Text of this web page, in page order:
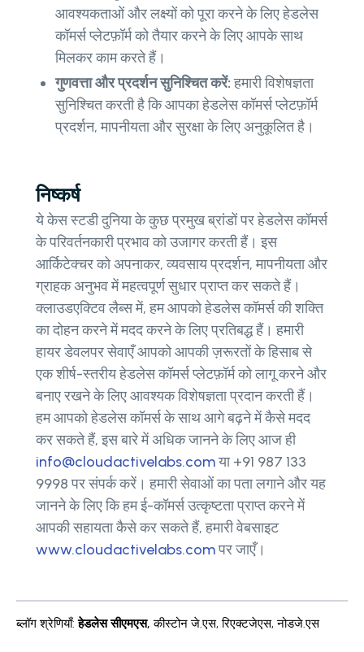
आवश्यकताओं और लक्ष्यों को पूरा करने के लिए हेडलेस
कॉमर्स प्लेटफ़ॉर्म को तैयार करने के लिए आपके साथ
मिलकर काम करते हैं।
गुणवत्ता और प्रदर्शन सुनिश्चित करें:हमारी विशेषज्ञता
सुनिश्चित करती है कि आपका हेडलेस कॉमर्स प्लेटफ़ॉर्म
प्रदर्शन, मापनीयता और सुरक्षा के लिए अनुकूलित है।
निष्कर्ष
ये केस स्टडी दुनिया के कुछ प्रमुख ब्रांडों पर हेडलेस कॉमर्स
के परिवर्तनकारी प्रभाव को उजागर करती हैं। इस
आर्किटेक्चर को अपनाकर, व्यवसाय प्रदर्शन, मापनीयता और
ग्राहक अनुभव में महत्वपूर्ण सुधार प्राप्त कर सकते हैं।
क्लाउडएक्टिव लैब्स में, हम आपको हेडलेस कॉमर्स की शक्ति
का दोहन करने में मदद करने के लिए प्रतिबद्ध हैं। हमारी
हायर डेवलपर सेवाएँ आपको आपकी ज़रूरतों के हिसाब से
एक शीर्ष-स्तरीय हेडलेस कॉमर्स प्लेटफ़ॉर्म को लागू करने और
बनाए रखने के लिए आवश्यक विशेषज्ञता प्रदान करती हैं।
हम आपको हेडलेस कॉमर्स के साथ आगे बढ़ने में कैसे मदद
कर सकते हैं, इस बारे में अधिक जानने के लिए आज ही
info@cloudactivelabs.comया +91 987 133
9998 पर संपर्क करें। हमारी सेवाओं का पता लगाने और यह
जानने के लिए कि हम ई-कॉमर्स उत्कृष्टता प्राप्त करने में
आपकी सहायता कैसे कर सकते हैं, हमारी वेबसाइट
www.cloudactivelabs.comपर जाएँ।
ब्लॉग श्रेणियाँ: हेडलेस सीएमएस, कीस्टोन जे.एस,रिएक्टजेएस,नोडजे.एस